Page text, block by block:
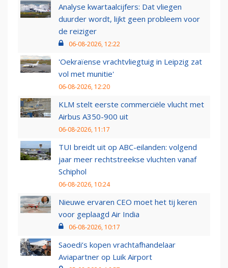
Analyse kwartaalcijfers: Dat vliegen
duurder wordt, lijkt geen probleem voor
de reiziger
06-08-2026, 12:22
'Oekraïense vrachtvliegtuig in Leipzig zat
vol met munitie'
06-08-2026, 12:20
KLM stelt eerste commerciële vlucht met
Airbus A350-900 uit
06-08-2026, 11:17
TUI breidt uit op ABC-eilanden: volgend
jaar meer rechtstreekse vluchten vanaf
Schiphol
06-08-2026, 10:24
Nieuwe ervaren CEO moet het tij keren
voor geplaagd Air India
06-08-2026, 10:17
Saoedi’s kopen vrachtafhandelaar
Aviapartner op Luik Airport